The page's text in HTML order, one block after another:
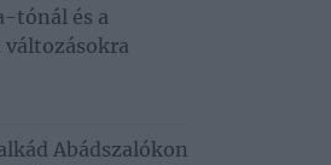
tónál és a
változásokra
Abádszalókon